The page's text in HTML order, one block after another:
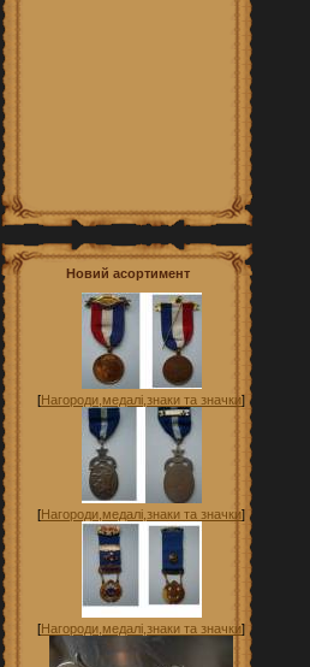
Новий асортимент
[Нагороди,медалі,знаки та значки]
[Нагороди,медалі,знаки та значки]
[Нагороди,медалі,знаки та значки]